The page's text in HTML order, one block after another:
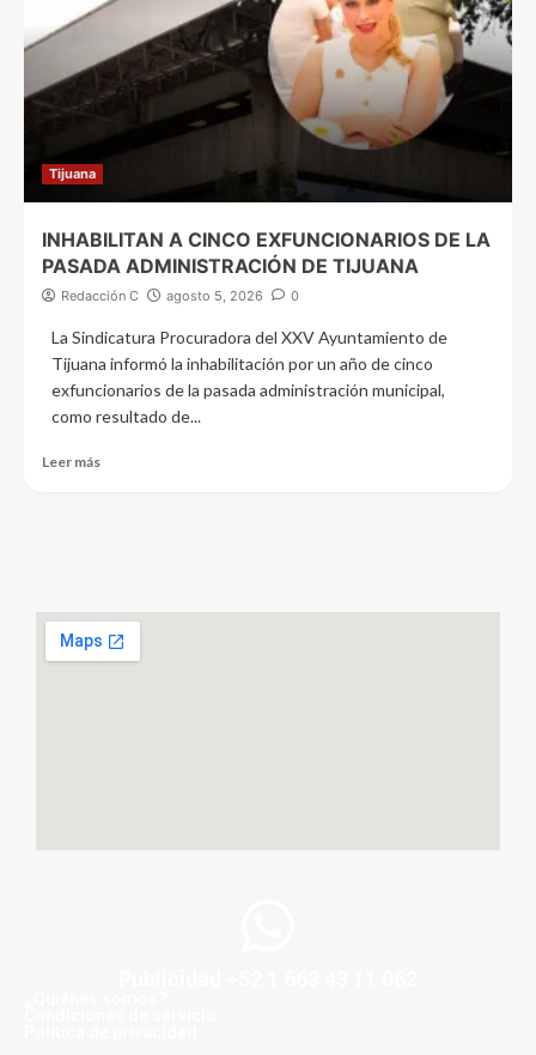
Tijuana
INHABILITAN A CINCO EXFUNCIONARIOS DE LA
PASADA ADMINISTRACIÓN DE TIJUANA
Redacción C agosto 5, 2026 0
La Sindicatura Procuradora del XXV Ayuntamiento de
Tijuana informó la inhabilitación por un año de cinco
exfuncionarios de la pasada administración municipal,
como resultado de...
Leer más